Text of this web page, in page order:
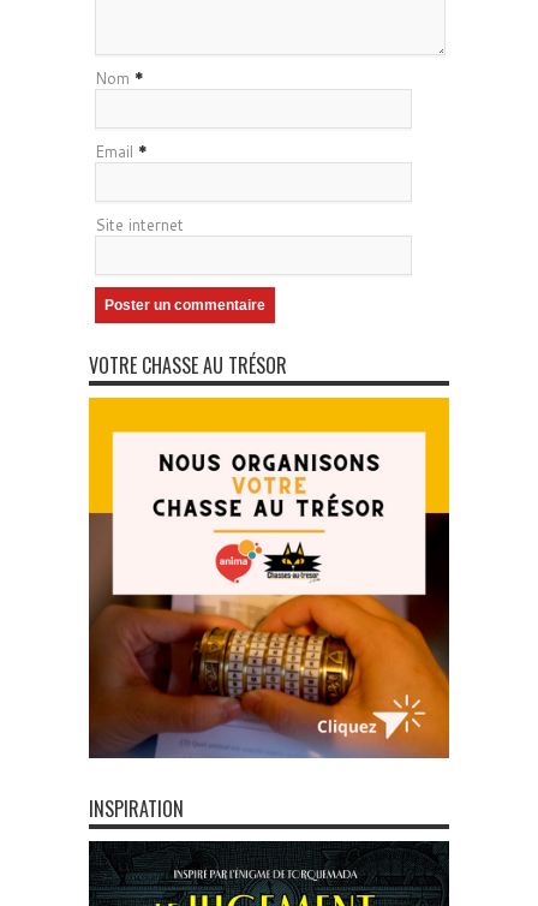
Nom *
Email *
Site internet
VOTRE CHASSE AU TRÉSOR
INSPIRATION